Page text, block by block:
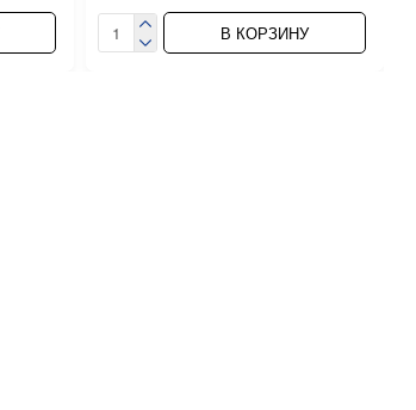
В КОРЗИНУ